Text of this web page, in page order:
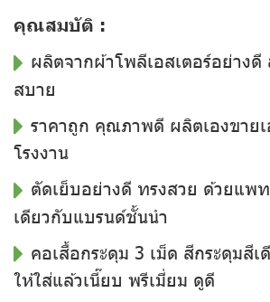
คุณสมบัติ :
ผลิตจากผ้าโพลีเอสเตอร์อย่าง
สบาย
ราคาถูก คุณภาพดี ผลิตเองขายเ
โรงงาน
ตัดเย็บอย่างดี ทรงสวย ด้วยแพ
เดียวกับแบรนด์ชั้นนำ
คอเสื้อกระดุม 3 เม็ด สีกระดุมสี
ให้ใส่แล้วเนี๊ยบ พรีเมี่ยม ดูดี